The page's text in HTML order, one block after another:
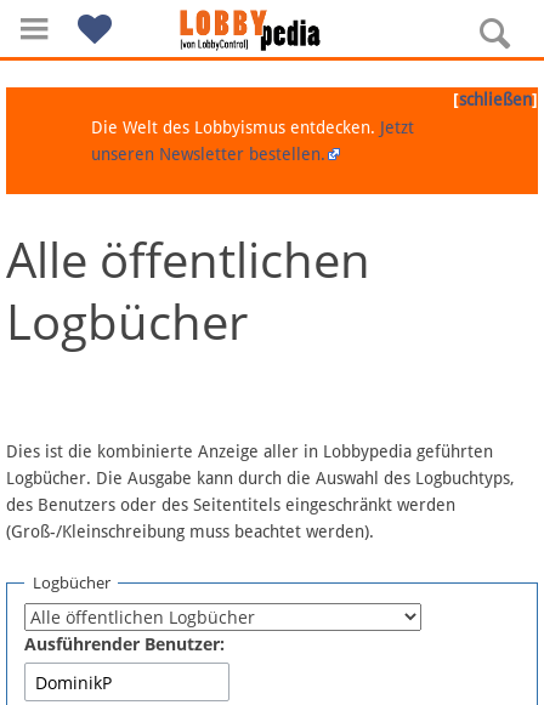
Navigation
Über Lobbypedia
Artikel nach Kategorien
FAQ
Fördermitglied werden
Fehler melden
[schließen]
Die Welt des Lobbyismus entdecken. Jetzt
unseren Newsletter bestellen.
Alle öffentlichen
Logbücher
Dies ist die kombinierte Anzeige aller in Lobbypedia geführten
Logbücher. Die Ausgabe kann durch die Auswahl des Logbuchtyps,
des Benutzers oder des Seitentitels eingeschränkt werden
(Groß-/Kleinschreibung muss beachtet werden).
Logbücher
Ausführender Benutzer: